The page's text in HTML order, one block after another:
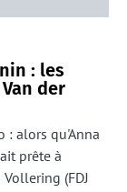
: les
der
: alors qu'Anna
prête à
(FDJ